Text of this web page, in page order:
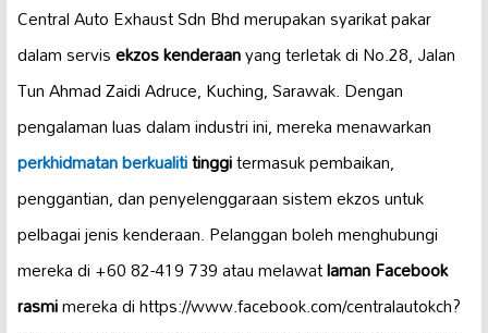
Central Auto Exhaust Sdn Bhd merupakan syarikat pakar
dalam servisekzos kenderaanyang terletak di No.28, Jalan
Tun Ahmad Zaidi Adruce, Kuching, Sarawak. Dengan
pengalaman luas dalam industri ini, mereka menawarkan
perkhidmatan berkualititinggitermasuk pembaikan,
penggantian, dan penyelenggaraan sistem ekzos untuk
pelbagai jenis kenderaan. Pelanggan boleh menghubungi
mereka di +60 82-419 739 atau melawatlaman Facebook
rasmimereka di https://www.facebook.com/centralautokch?